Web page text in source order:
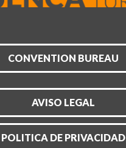
CONVENTION BUREAU
AVISO LEGAL
POLITICA DE PRIVACIDAD